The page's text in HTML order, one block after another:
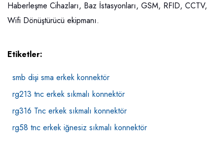
Haberleşme Cihazları, Baz İstasyonları, GSM, RFID, CCTV,
Wifi Dönüştürücü ekipmanı.
Etiketler:
smb dişi sma erkek konnektör
rg213 tnc erkek sıkmalı konnektör
rg316 Tnc erkek sıkmalı konnektör
rg58 tnc erkek iğnesiz sıkmalı konnektör